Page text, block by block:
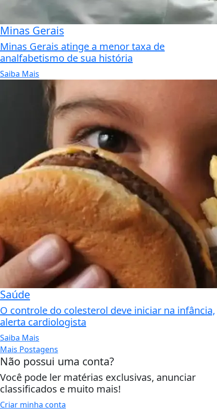
Minas Gerais
Minas Gerais atinge a menor taxa de
analfabetismo de sua história
Saiba Mais
Saúde
O controle do colesterol deve iniciar na infância,
alerta cardiologista
Saiba Mais
Mais Postagens
Não possui uma conta?
Você pode ler matérias exclusivas, anunciar
classificados e muito mais!
Criar minha conta